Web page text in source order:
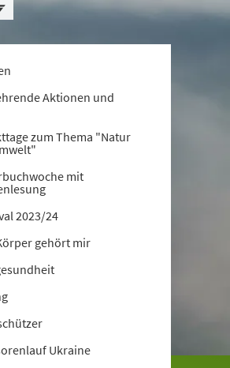
Aktionen und
zum Thema "Natur
mit
2023/24
gehört mir
Ukraine